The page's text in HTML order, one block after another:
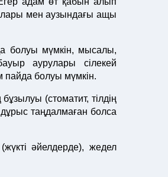
мен аузындағы ащы
болуы мүмкін, мысалы,
аурулары сілекей
пайда болуы мүмкін.
(стоматит, тілдің
таңдалмаған болса
әйелдерде), жедел